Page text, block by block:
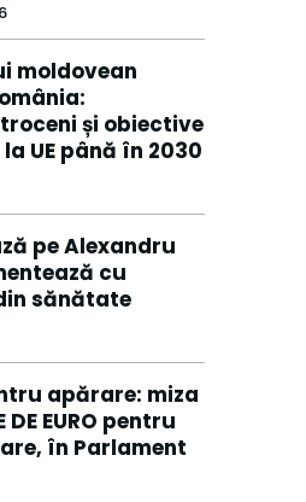
moldovean
și obiective
UE până în 2030
pe Alexandru
cu
sănătate
apărare: miza
DE EURO pentru
în Parlament